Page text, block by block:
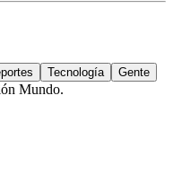
Tecnología Gente
Mundo.